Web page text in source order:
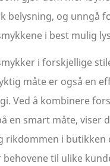
belysning, og unngå
i best mulig
i forskjellige
måte er også en
Ved å kombinere
en smart måte, viser
rikdommen i butikken
til ulike